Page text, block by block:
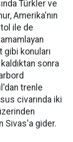
Türkler ve
Amerika'nın
ile de
gibi konuları
sonra
trenle
civarında iki
Sivas'a gider.